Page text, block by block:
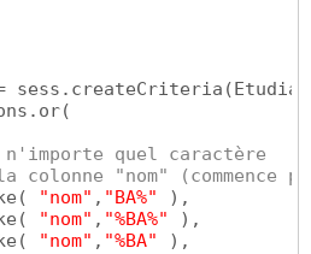
sess.createCriteria (
(
quel caractère
"nom" (commence
( "nom" , "BA%" ) ,
( "nom" , "%BA%" ) ,
( "nom" , "%BA" ) ,